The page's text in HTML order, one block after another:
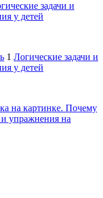
задачи и
у детей
1 Логические задачи и
у детей
на картинке. Почему
и упражнения на